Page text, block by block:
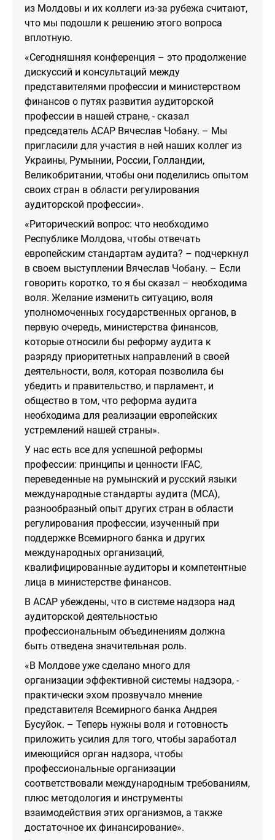
из Молдовы и их коллеги из-за рубежа считают,
что мы подошли к решению этого вопроса
вплотную.
«Сегодняшняя конференция – это продолжение
дискуссий и консультаций между
представителями профессии и министерством
финансов о путях развития аудиторской
профессии в нашей стране, - сказал
председатель АСАР Вячеслав Чобану. – Мы
пригласили для участия в ней наших коллег из
Украины, Румынии, России, Голландии,
Великобритании, чтобы они поделились опытом
своих стран в области регулирования
аудиторской профессии».
«Риторический вопрос: что необходимо
Республике Молдова, чтобы отвечать
европейским стандартам аудита? – подчеркнул
в своем выступлении Вячеслав Чобану. – Если
говорить коротко, то я бы сказал – необходима
воля. Желание изменить ситуацию, воля
уполномоченных государственных органов, в
первую очередь, министерства финансов,
которые относили бы реформу аудита к
разряду приоритетных направлений в своей
деятельности, воля, которая позволила бы
убедить и правительство, и парламент, и
общество в том, что реформа аудита
необходима для реализации европейских
устремлений нашей страны».
У нас есть все для успешной реформы
профессии: принципы и ценности IFAC,
переведенные на румынский и русский языки
международные стандарты аудита (МСА),
разнообразный опыт других стран в области
регулирования профессии, изученный при
поддержке Всемирного банка и других
международных организаций,
квалифицированные аудиторы и компетентные
лица в министерстве финансов.
В АСАР убеждены, что в системе надзора над
аудиторской деятельностью
профессиональным объединениям должна
быть отведена значительная роль.
«В Молдове уже сделано много для
организации эффективной системы надзора, -
практически эхом прозвучало мнение
представителя Всемирного банка Андрея
Бусуйок. – Теперь нужны воля и готовность
приложить усилия для того, чтобы заработал
имеющийся орган надзора, чтобы
профессиональные организации
соответствовали международным требованиям,
плюс методология и инструменты
взаимодействия этих организмов, а также
достаточное их финансирование».